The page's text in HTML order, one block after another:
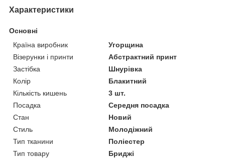
Характеристики
Основні
Країна виробник
Угорщина
Візерунки і принти
Абстрактний принт
Застібка
Шнурівка
Колір
Блакитний
Кількість кишень
3 шт.
Посадка
Середня посадка
Стан
Новий
Стиль
Молодіжний
Тип тканини
Поліестер
Тип товару
Бриджі